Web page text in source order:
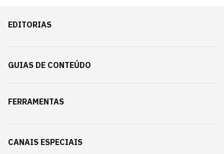
EDITORIAS
GUIAS DE CONTEÚDO
FERRAMENTAS
CANAIS ESPECIAIS